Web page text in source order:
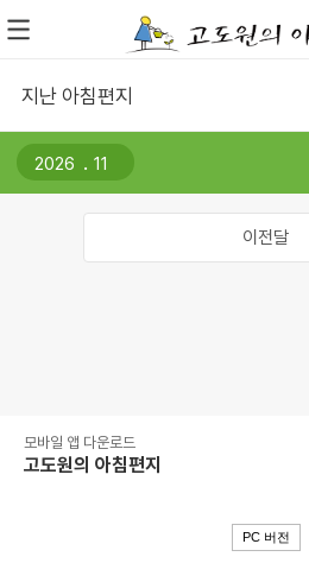
지난 아침편지
.
이전달
모바일 앱 다운로드
고도원의 아침편지
PC 버전